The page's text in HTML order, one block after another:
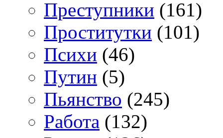
Преступники (161)
Проститутки (101)
Психи (46)
Путин (5)
Пьянство (245)
Работа (132)